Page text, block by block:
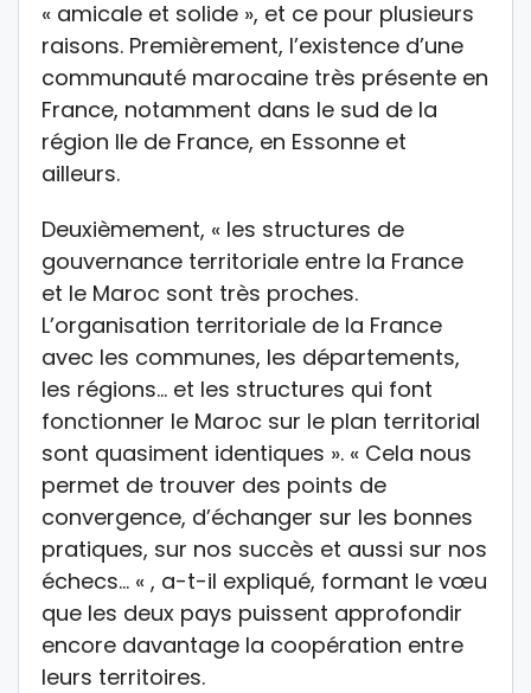
« amicale et solide », et ce pour plusieurs
raisons. Premièrement, l’existence d’une
communauté marocaine très présente en
France, notamment dans le sud de la
région Ile de France, en Essonne et
ailleurs.
Deuxièmement, « les structures de
gouvernance territoriale entre la France
et le Maroc sont très proches.
L’organisation territoriale de la France
avec les communes, les départements,
les régions… et les structures qui font
fonctionner le Maroc sur le plan territorial
sont quasiment identiques ». « Cela nous
permet de trouver des points de
convergence, d’échanger sur les bonnes
pratiques, sur nos succès et aussi sur nos
échecs… « , a-t-il expliqué, formant le vœu
que les deux pays puissent approfondir
encore davantage la coopération entre
leurs territoires.